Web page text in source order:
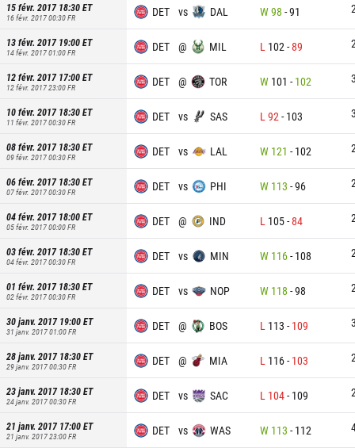
15 févr. 2017 18:30ET
16 févr. 2017 00:30FR DET vs DAL W98 -91
13 févr. 2017 19:00ET
14 févr. 2017 01:00FR DET @ MIL L 102 -89
12 févr. 2017 17:00ET
12 févr. 2017 23:00FR DET @ TOR W 101 - 102
10 févr. 2017 18:30ET
11 févr. 2017 00:30FR DET vs SAS L 92 - 103
08 févr. 2017 18:30ET
09 févr. 2017 00:30FR DET vs LAL W 121 - 102
06 févr. 2017 18:30ET
07 févr. 2017 00:30FR DET vs PHI W 113 -96
04 févr. 2017 18:00ET
05 févr. 2017 00:00FR DET @ IND L 105-84
03 févr. 2017 18:30ET
04 févr. 2017 00:30FR DET vs MIN W 116- 108
01 févr. 2017 18:30ET
02 févr. 2017 00:30FR DET vs NOP W 118 -98
30 janv. 2017 19:00ET
31 janv. 2017 01:00FR DET @ BOS L 113 - 109
28 janv. 2017 18:30ET
29 janv. 2017 00:30FR DET @ MIA L 116- 103
23 janv. 2017 18:30ET
24 janv. 2017 00:30FR DET vs SAC L 104- 109
21 janv. 2017 17:00ET
21 janv. 2017 23:00FR DET vs WAS W 113 - 112